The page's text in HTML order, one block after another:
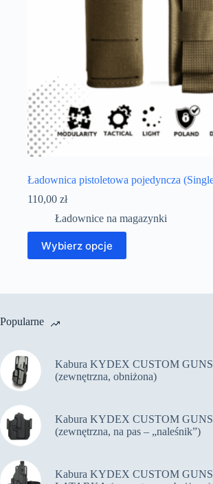
Ładownica pistoletowa pojedyncza
110,00 zł
Ładownice na magazynki
Wybierz opcje
Popularne
Kabura KYDEX CUSTOM
(zewnętrzna, obniżona)
Kabura KYDEX CUSTOM
(zewnętrzna, na pas – „naleśnik”)
Kabura KYDEX CUSTOM